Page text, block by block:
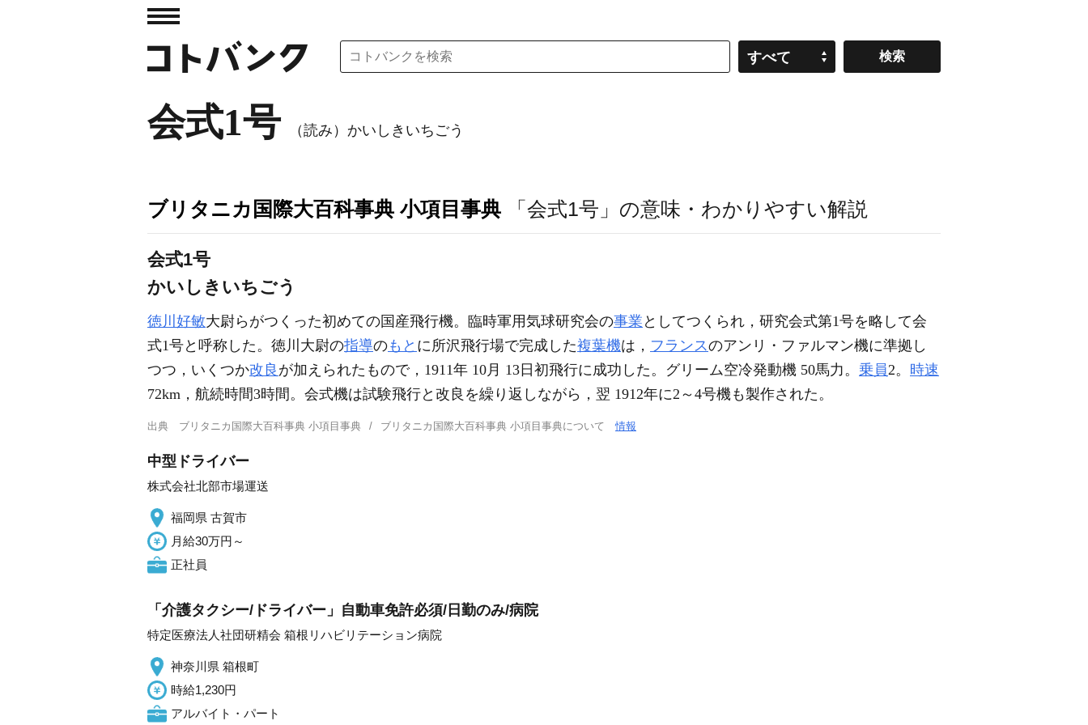
すべて
会式1号 （読み）かいしきいちごう
ブリタニカ国際大百科事典 小項目事典 「会式1号」の意味・わかりやすい解説
会式1号
かいしきいちごう
徳川好敏大尉らがつくった初めての国産飛行機。臨時軍用気球研究会の事業 としてつくられ，研究会式第1号を略して会
式1号と呼称した。徳川大尉の指導のもと に所沢飛行場で完成した複葉機は， フランスのアンリ・ファルマン機に準拠し
つつ，いくつか改良 が加えられたもので，1911年 10月 13日初飛行に成功した。グリーム空冷発動機 50馬力。 乗員2。 時速
72km，航続時間3時間。会式機は試験飛行と改良を繰り返しながら，翌 1912年に2～4号機も製作された。
出典 ブリタニカ国際大百科事典 小項目事典 ブリタニカ国際大百科事典 小項目事典について情報
中型ドライバー
株式会社北部市場運送
福岡県 古賀市
月給30万円～
正社員
「介護タクシー/ドライバー」自動車免許必須/日勤のみ/病院
特定医療法人社団研精会 箱根リハビリテーション病院
神奈川県 箱根町
時給1,230円
アルバイト・パート